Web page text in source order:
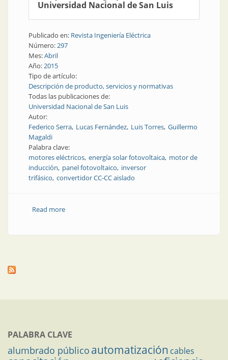
Universidad Nacional de San Luis
Publicado en: Revista Ingeniería Eléctrica
Número:297
Mes:Abril
Año:2015
Tipo de artículo:
Descripción de producto, servicios y normativas
Todas las publicaciones de:
Universidad Nacional de San Luis
Autor:
Federico Serra Lucas Fernández Luis Torres Guillermo
Magaldi
Palabra clave:
motores eléctricos energía solar fotovoltaica motor de
inducción panel fotovoltaico inversor
trifásico convertidor CC-CC aislado
Read moreabout Producto | Implementación de un prototipo
PALABRA CLAVE
alumbrado público automatización cables